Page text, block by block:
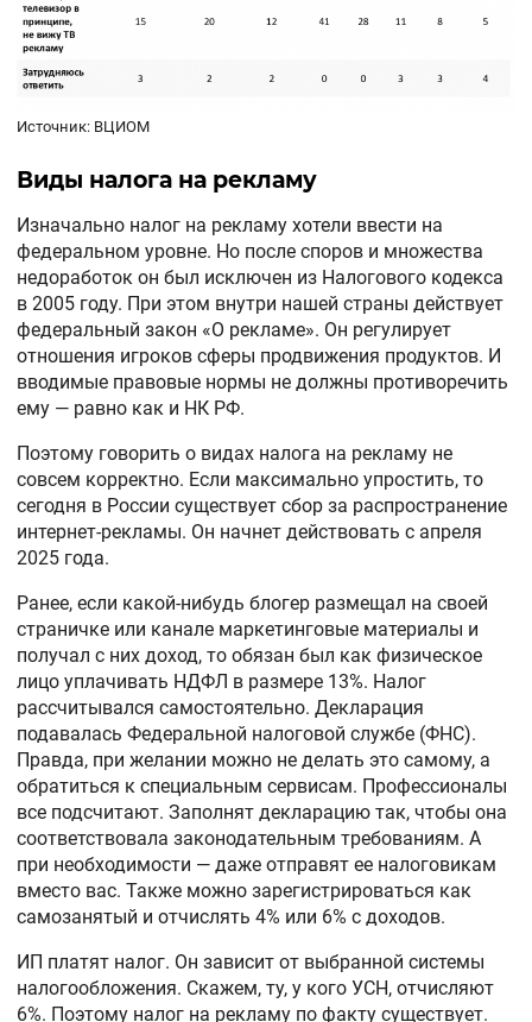
Источник: ВЦИОМ
Виды налога на рекламу
Изначально налог на рекламу хотели ввести на
федеральном уровне. Но после споров и множества
недоработок он был исключен из Налогового кодекса
в 2005 году. При этом внутри нашей страны действует
федеральный закон «О рекламе». Он регулирует
отношения игроков сферы продвижения продуктов. И
вводимые правовые нормы не должны противоречить
ему — равно как и НК РФ.
Поэтому говорить о видах налога на рекламу не
совсем корректно. Если максимально упростить, то
сегодня в России существует сбор за распространение
интернет-рекламы. Он начнет действовать с апреля
2025 года.
Ранее, если какой-нибудь блогер размещал на своей
страничке или канале маркетинговые материалы и
получал с них доход, то обязан был как физическое
лицо уплачивать НДФЛ в размере 13%. Налог
рассчитывался самостоятельно. Декларация
подавалась Федеральной налоговой службе (ФНС).
Правда, при желании можно не делать это самому, а
обратиться к специальным сервисам. Профессионалы
все подсчитают. Заполнят декларацию так, чтобы она
соответствовала законодательным требованиям. А
при необходимости — даже отправят ее налоговикам
вместо вас. Также можно зарегистрироваться как
самозанятый и отчислять 4% или 6% с доходов.
ИП платят налог. Он зависит от выбранной системы
налогообложения. Скажем, ту, у кого УСН, отчисляют
6%. Поэтому налог на рекламу по факту существует.